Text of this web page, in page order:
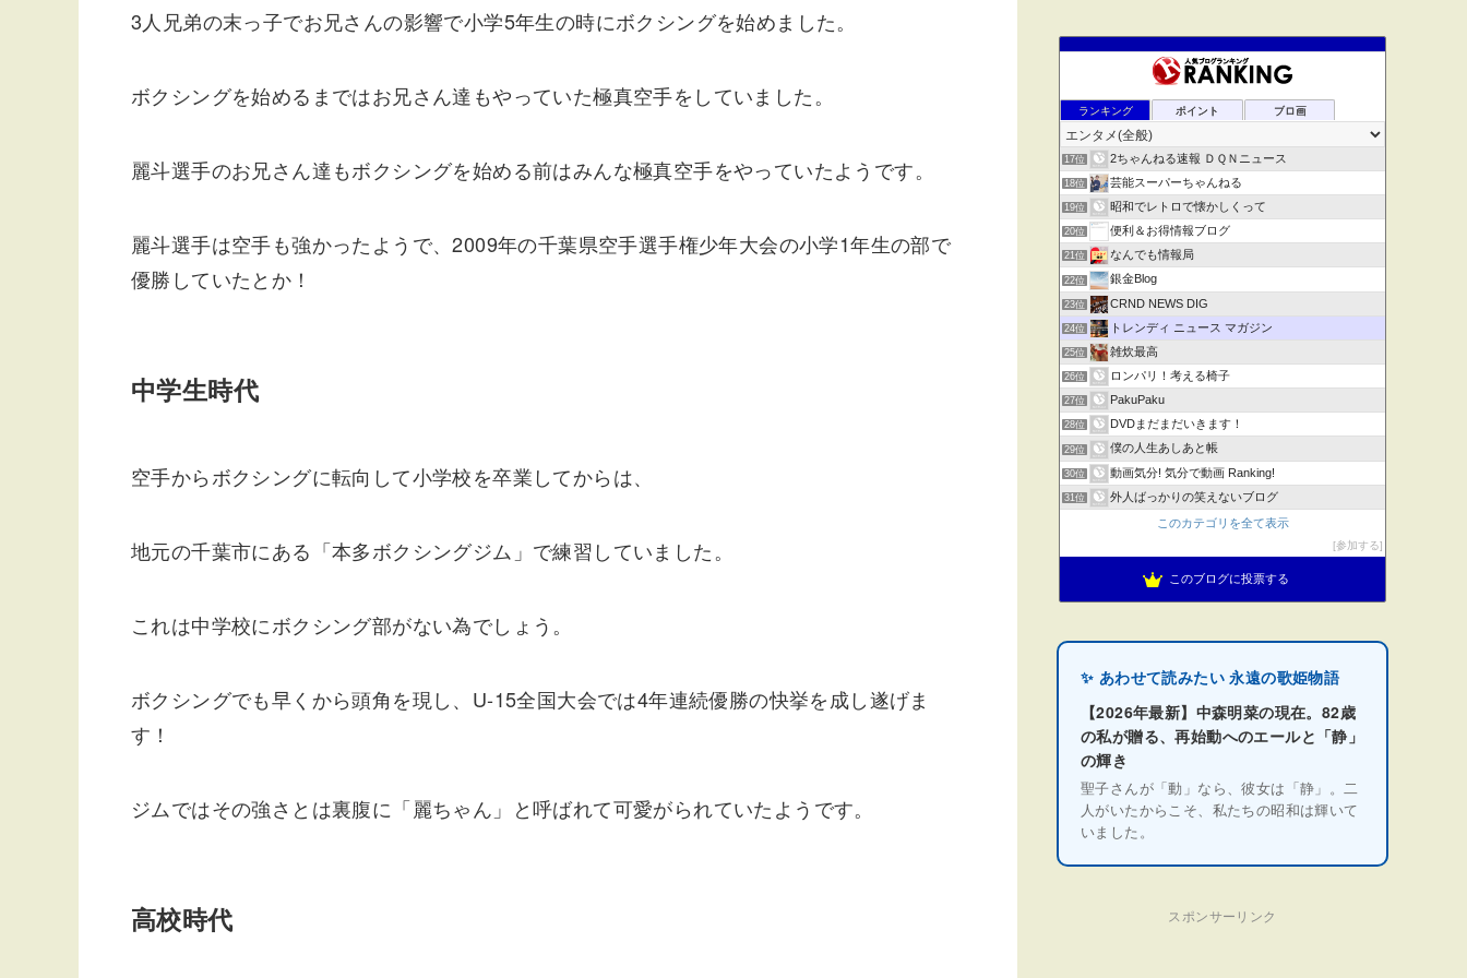
3人兄弟の末っ子でお兄さんの影響で小学5年生の時にボクシングを始めました。
ボクシングを始めるまではお兄さん達もやっていた極真空手をしていました。
麗斗選手のお兄さん達もボクシングを始める前はみんな極真空手をやっていたようです。
麗斗選手は空手も強かったようで、2009年の千葉県空手選手権少年大会の小学1年生の部で
優勝していたとか！
中学生時代
空手からボクシングに転向して小学校を卒業してからは、
地元の千葉市にある「本多ボクシングジム」で練習していました。
これは中学校にボクシング部がない為でしょう。
ボクシングでも早くから頭角を現し、U-15全国大会では4年連続優勝の快挙を成し遂げま
す！
ジムではその強さとは裏腹に「麗ちゃん」と呼ばれて可愛がられていたようです。
高校時代
ランキング ポイント ブロ画
17位 2ちゃんねる速報 ＤＱＮニュース
18位 芸能スーパーちゃんねる
19位 昭和でレトロで懐かしくって
20位 便利＆お得情報ブログ
21位 なんでも情報局
22位 銀金Blog
23位 CRND NEWS DIG
24位 トレンディ ニュース マガジン
25位 雑炊最高
26位 ロンパリ！考える椅子
27位 PakuPaku
28位 DVDまだまだいきます！
29位 僕の人生あしあと帳
30位 動画気分! 気分で動画 Ranking!
31位 外人ばっかりの笑えないブログ
このカテゴリを全て表示
参加する
このブログに投票する
✨ あわせて読みたい 永遠の歌姫物語
【2026年最新】中森明菜の現在。82歳
の私が贈る、再始動へのエールと「静」
の輝き
聖子さんが「動」なら、彼女は「静」。二
人がいたからこそ、私たちの昭和は輝いて
いました。
スポンサーリンク